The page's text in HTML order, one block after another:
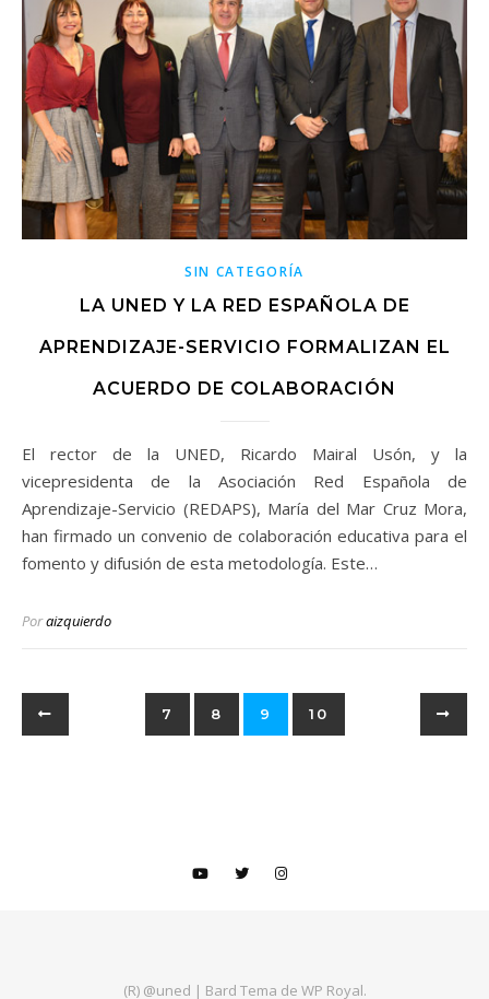
SIN CATEGORÍA
LA UNED Y LA RED ESPAÑOLA DE
APRENDIZAJE-SERVICIO FORMALIZAN EL
ACUERDO DE COLABORACIÓN
El rector de la UNED, Ricardo Mairal Usón, y la
vicepresidenta de la Asociación Red Española de
Aprendizaje-Servicio (REDAPS), María del Mar Cruz Mora,
han firmado un convenio de colaboración educativa para el
fomento y difusión de esta metodología. Este…
Poraizquierdo
7 8 9 10
(R) @uned | Bard Tema de WP Royal.